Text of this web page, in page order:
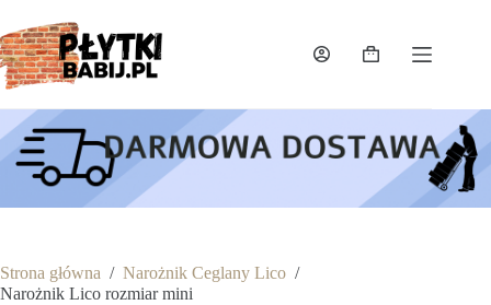
do
treści
Koszyk
Strona główna / Narożnik Ceglany Lico /
Narożnik Lico rozmiar mini